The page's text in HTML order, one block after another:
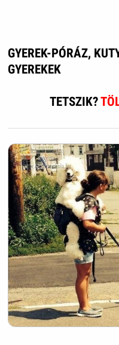
GYEREK-PÓRÁZ,
GYEREKEK
TETSZIK?